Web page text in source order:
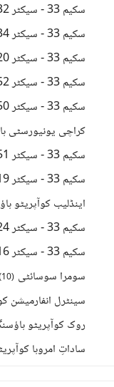
سکیم 33 - سیکٹر 32
سکیم 33 - سیکٹر 34-اے
سکیم 33 - سیکٹر 20-اے
سکیم 33 - سیکٹر 52-اے
سکیم 33 - سیکٹر 50
سکیم 33 - سیکٹر 51-اے
سکیم 33 - سیکٹر 19-اے
سکیم 33 - سیکٹر 24-اے
سکیم 33 - سیکٹر 16-A
سومرا سوسائٹی (
10